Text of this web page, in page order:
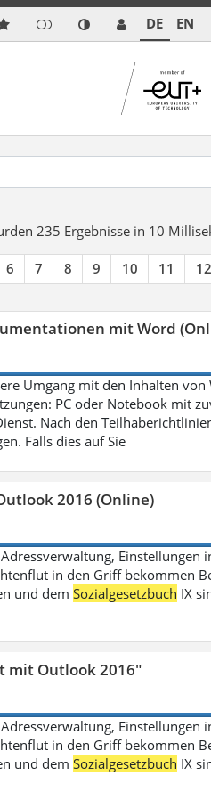
DE EN
235 Ergebnisse in 10
6 7 8 9 10 11 12
mit Word
Umgang mit den Inhalten
PC oder Notebook mit
Nach den
Falls dies auf Sie
2016 (Online)
in den Griff bekommen
und demSozialgesetzbuch IX
mit Outlook 2016"
in den Griff bekommen
und demSozialgesetzbuch IX